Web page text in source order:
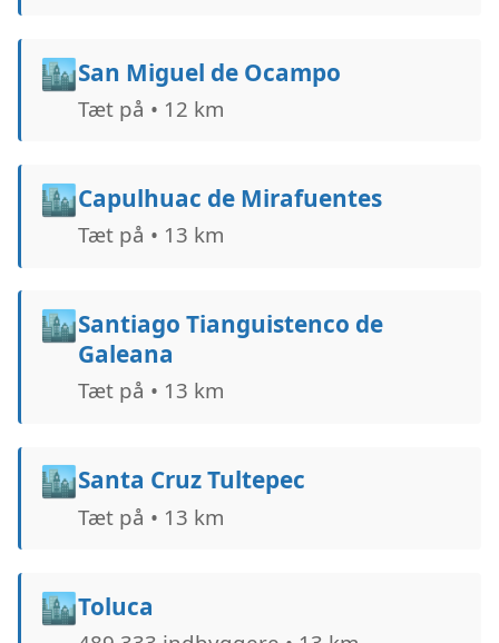
🏙️San Miguel de Ocampo
Tæt på • 12 km
🏙️Capulhuac de Mirafuentes
Tæt på • 13 km
🏙️Santiago Tianguistenco de
Galeana
Tæt på • 13 km
🏙️Santa Cruz Tultepec
Tæt på • 13 km
🏙️Toluca